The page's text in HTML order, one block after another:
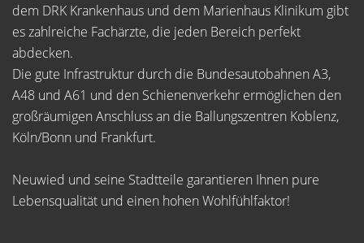
dem DRK Krankenhaus und dem Marienhaus Klinikum gibt
es zahlreiche Fachärzte, die jeden Bereich perfekt
abdecken.
Die gute Infrastruktur durch die Bundesautobahnen A3,
A48 und A61 und den Schienenverkehr ermöglichen den
großräumigen Anschluss an die Ballungszentren Koblenz,
Köln/Bonn und Frankfurt.
Neuwied und seine Stadtteile garantieren Ihnen pure
Lebensqualität und einen hohen Wohlfühlfaktor!